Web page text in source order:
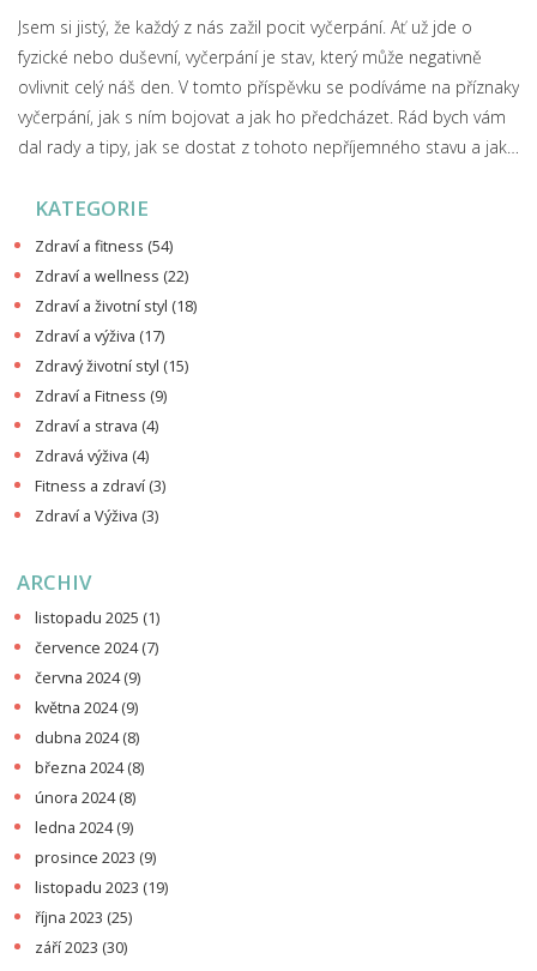
Jsem si jistý, že každý z nás zažil pocit vyčerpání. Ať už jde o
fyzické nebo duševní, vyčerpání je stav, který může negativně
ovlivnit celý náš den. V tomto příspěvku se podíváme na příznaky
vyčerpání, jak s ním bojovat a jak ho předcházet. Rád bych vám
dal rady a tipy, jak se dostat z tohoto nepříjemného stavu a jak
KATEGORIE
Zdraví a fitness (54)
Zdraví a wellness (22)
Zdraví a životní styl (18)
Zdraví a výživa (17)
Zdravý životní styl (15)
Zdraví a Fitness (9)
Zdraví a strava (4)
Zdravá výživa (4)
Fitness a zdraví (3)
Zdraví a Výživa (3)
ARCHIV
listopadu 2025 (1)
července 2024(7)
června 2024(9)
května 2024(9)
dubna 2024(8)
března 2024(8)
února 2024(8)
ledna 2024(9)
prosince 2023 (9)
listopadu 2023 (19)
října 2023 (25)
září 2023 (30)